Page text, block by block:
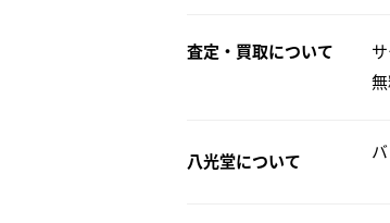
査定・買取について
八光堂について